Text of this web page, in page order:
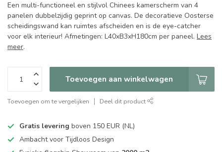
Een multi-functioneel en stijlvol Chinees kamerscherm van 4
panelen dubbelzijdig geprint op canvas. De decoratieve Oosterse
scheidingswand kan ruimtes afscheiden en is de eye-catcher
voor elk interieur! Afmetingen: L40xB3xH180cm per paneel. Lees
meer.
Toevoegen aan winkelwagen
Toevoegen om te vergelijken Deel dit product
Gratis levering boven 150 EUR (NL)
Ambacht voor Tijdloos Design